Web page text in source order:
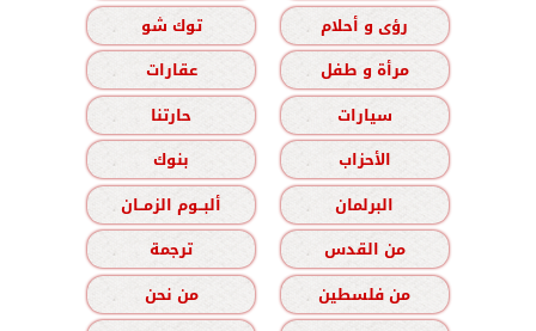
رؤى و أحلام
توك شو
مرأة و طفل
عقارات
سيارات
حارتنا
الأحزاب
بنوك
البرلمان
ألبــوم الزمــان
من القدس
ترجمة
من فلسطين
من نحن